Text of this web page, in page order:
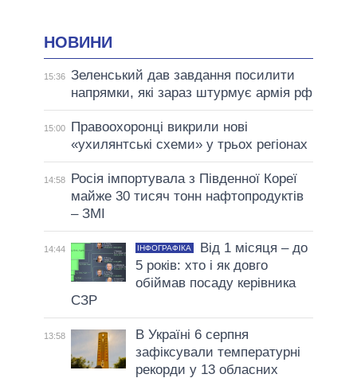
НОВИНИ
15:36 Зеленський дав завдання посилити
напрямки, які зараз штурмує армія рф
15:00
Правоохоронці викрили нові
«ухилянтські схеми» у трьох регіонах
14:58
Росія імпортувала з Південної Кореї
майже 30 тисяч тонн нафтопродуктів
– ЗМІ
14:44 ІНФОГРАФІКА
Від 1 місяця – до
5 років: хто і як довго
обіймав посаду керівника
СЗР
13:58
В Україні 6 серпня
зафіксували температурні
рекорди у 13 обласних